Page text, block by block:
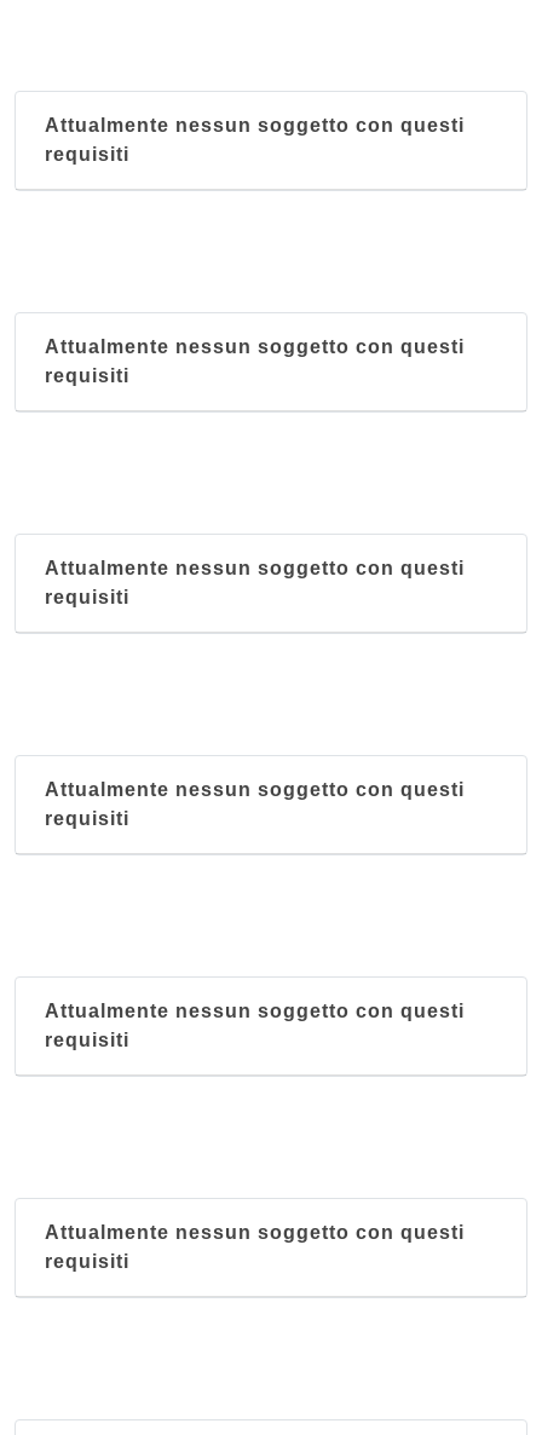
Attualmente nessun soggetto con questi
requisiti
Attualmente nessun soggetto con questi
requisiti
Attualmente nessun soggetto con questi
requisiti
Attualmente nessun soggetto con questi
requisiti
Attualmente nessun soggetto con questi
requisiti
Attualmente nessun soggetto con questi
requisiti